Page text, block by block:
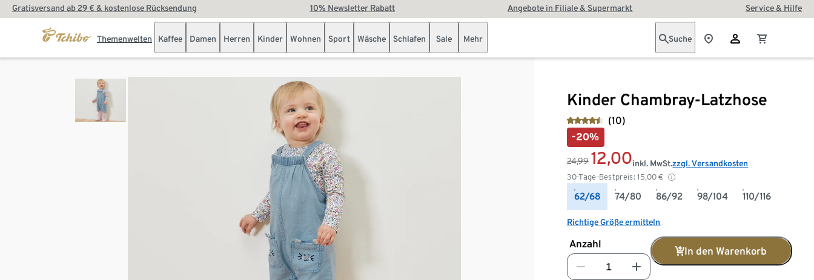
Gratisversand ab 29 € & kostenlose Rücksendung 10% Newsletter Rabatt Angebote in Filiale & Supermarkt Service & Hilfe
Themenwelten Kaffee Damen Herren Kinder Wohnen Sport Wäsche Schlafen Sale Mehr Suche
Kinder Chambray-Latzhose
(10)
-20%
24,99 12,00
30-Tage-Bestpreis: 15,00 €
inkl. MwSt.zzgl. Versandkosten
62/68 74/80 86/92 98/104 110/116
Richtige Größe ermitteln
Anzahl
In den Warenkorb